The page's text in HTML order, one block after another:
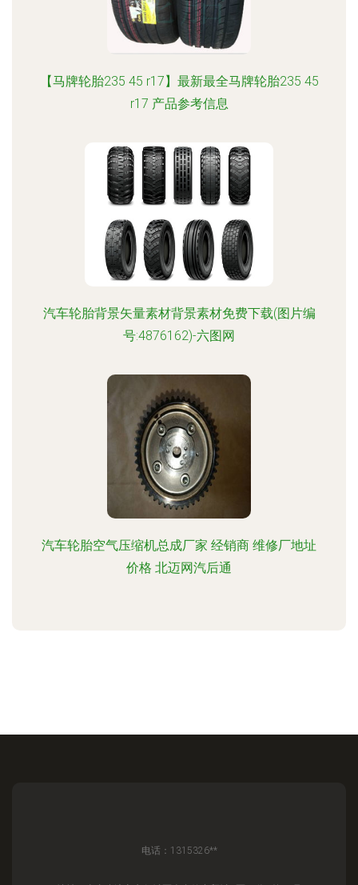
【马牌轮胎235 45 r17】最新最全马牌轮胎235 45
r17 产品参考信息
汽车轮胎背景矢量素材背景素材免费下载(图片编
号:4876162)-六图网
汽车轮胎空气压缩机总成厂家 经销商 维修厂地址
价格 北迈网汽后通
电话：1315326**